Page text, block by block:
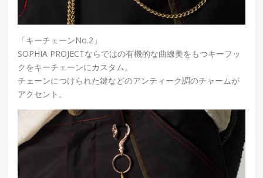
「キーチェーンNo.2」
SOPHIA PROJECTならではの有機的な曲線美をもつキーフッ
クをキーチェーンにカスタム。
チェーンにつけられた鍵などのアンティーク調のチャームが
アクセント。